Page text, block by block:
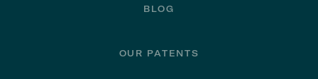
BLOG
OUR PATENTS